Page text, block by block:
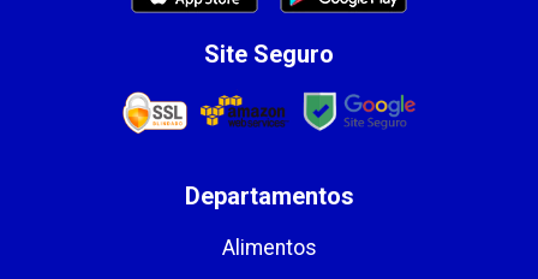
Site Seguro
Departamentos
Alimentos